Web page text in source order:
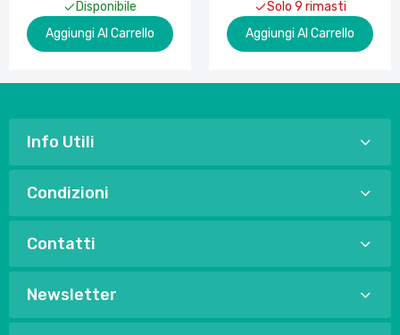
Disponibile
Aggiungi Al Carrello
Solo 9 rimasti
Aggiungi Al Carrello
Info Utili
Condizioni
Contatti
Newsletter